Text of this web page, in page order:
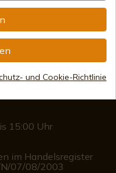
15:00 Uhr
im Handelsregister
07/08/2003
und Cookie-Richtlinie